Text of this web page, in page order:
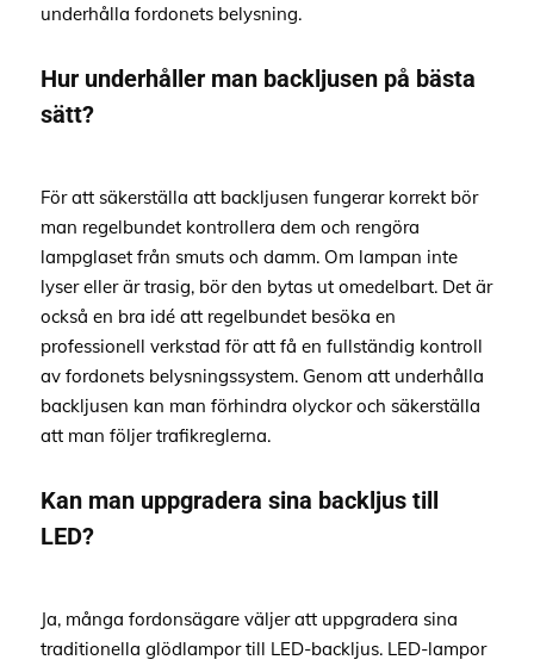
underhålla fordonets belysning.
Hur underhåller man backljusen på bästa
sätt?
För att säkerställa att backljusen fungerar korrekt bör
man regelbundet kontrollera dem och rengöra
lampglaset från smuts och damm. Om lampan inte
lyser eller är trasig, bör den bytas ut omedelbart. Det är
också en bra idé att regelbundet besöka en
professionell verkstad för att få en fullständig kontroll
av fordonets belysningssystem. Genom att underhålla
backljusen kan man förhindra olyckor och säkerställa
att man följer trafikreglerna.
Kan man uppgradera sina backljus till
LED?
Ja, många fordonsägare väljer att uppgradera sina
traditionella glödlampor till LED-backljus. LED-lampor